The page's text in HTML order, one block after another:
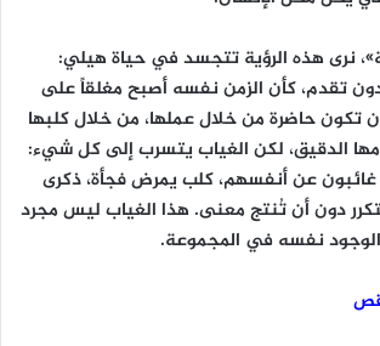
نرى هذه الرؤية تتجسد في حياة هيلي:
تقدم، كأن الزمن نفسه أصبح مغلقاً على
حاضرة من خلال عملها، من خلال كلبها
الدقيق، لكن الغياب يتسرب إلى كل شيء:
عن أنفسهم، كلب يمرض فجأة، ذكرى
دون أن تُنتج معنى. هذا الغياب ليس مجرد
نفسه في المجموعة.